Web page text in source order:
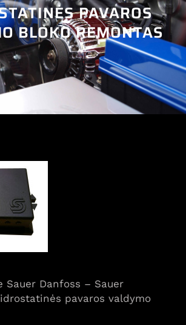
PAVAROS
BLOKO REMONTAS
Sauer Danfoss – Sauer
pavaros valdymo